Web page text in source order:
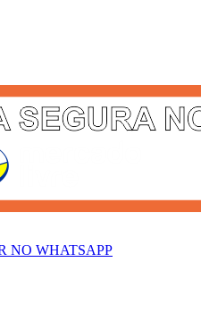
NO WHATSAPP